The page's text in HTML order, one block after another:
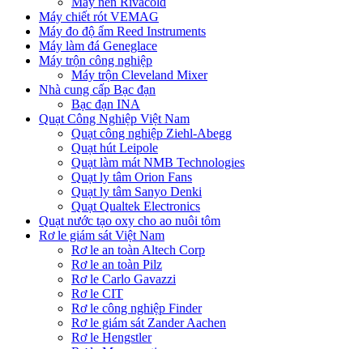
Máy chiết rót VEMAG
Máy đo độ ẩm Reed Instruments
Máy làm đá Geneglace
Máy trộn công nghiệp
Máy trộn Cleveland Mixer
Nhà cung cấp Bạc đạn
Bạc đạn INA
Quạt Công Nghiệp Việt Nam
Quạt công nghiệp Ziehl-Abegg
Quạt hút Leipole
Quạt làm mát NMB Technologies
Quạt ly tâm Orion Fans
Quạt ly tâm Sanyo Denki
Quạt Qualtek Electronics
Quạt nước tạo oxy cho ao nuôi tôm
Rơ le giám sát Việt Nam
Rơ le an toàn Altech Corp
Rơ le an toàn Pilz
Rơ le Carlo Gavazzi
Rơ le CIT
Rơ le công nghiệp Finder
Rơ le giám sát Zander Aachen
Rơ le Hengstler